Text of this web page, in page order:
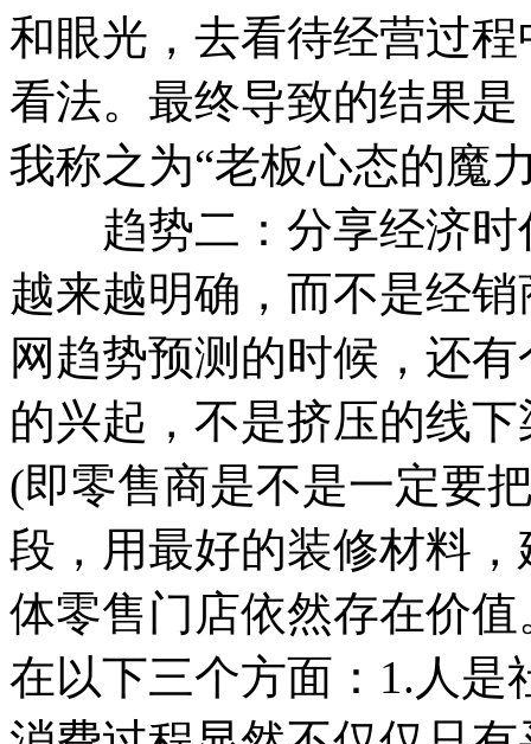
和眼光，去看待经营过
看法。最终导致的结果
我称之为“老板心态的魔
趋势二：分享经济时
越来越明确，而不是经
网趋势预测的时候，还
的兴起，不是挤压的线
(即零售商是不是一定要
段，用最好的装修材料
体零售门店依然存在价
在以下三个方面：1.人是